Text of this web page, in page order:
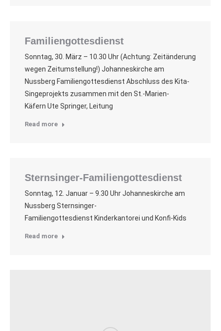
Familiengottesdienst
Sonntag, 30. März – 10.30 Uhr (Achtung: Zeitänderung
wegen Zeitumstellung!) Johanneskirche am
Nussberg Familiengottesdienst Abschluss des Kita-
Singeprojekts zusammen mit den St.-Marien-
Käfern Ute Springer, Leitung
Read more
Sternsinger-Familiengottesdienst
Sonntag, 12. Januar – 9.30 Uhr Johanneskirche am
Nussberg Sternsinger-
Familiengottesdienst Kinderkantorei und Konfi-Kids
Read more